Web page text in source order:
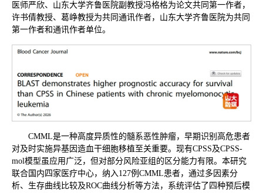
医师严欣、山东大学齐鲁医院副教授冯格格为论文共同第一作者，
许书倩教授、葛峥教授为共同通讯作者，山东大学齐鲁医院为共同
第一作者和通讯作者单位。
CMML是一种高度异质性的髓系恶性肿瘤，早期识别高危患者
对及时实施异基因造血干细胞移植至关重要。现有CPSS及CPSS-
mol模型虽应用广泛，但对部分风险亚组的区分能力有限。本研究
联合国内四家医疗中心，纳入127例CMML患者，通过多因素分
析、生存曲线比较及ROC曲线分析等方法，系统评估了四种预后模